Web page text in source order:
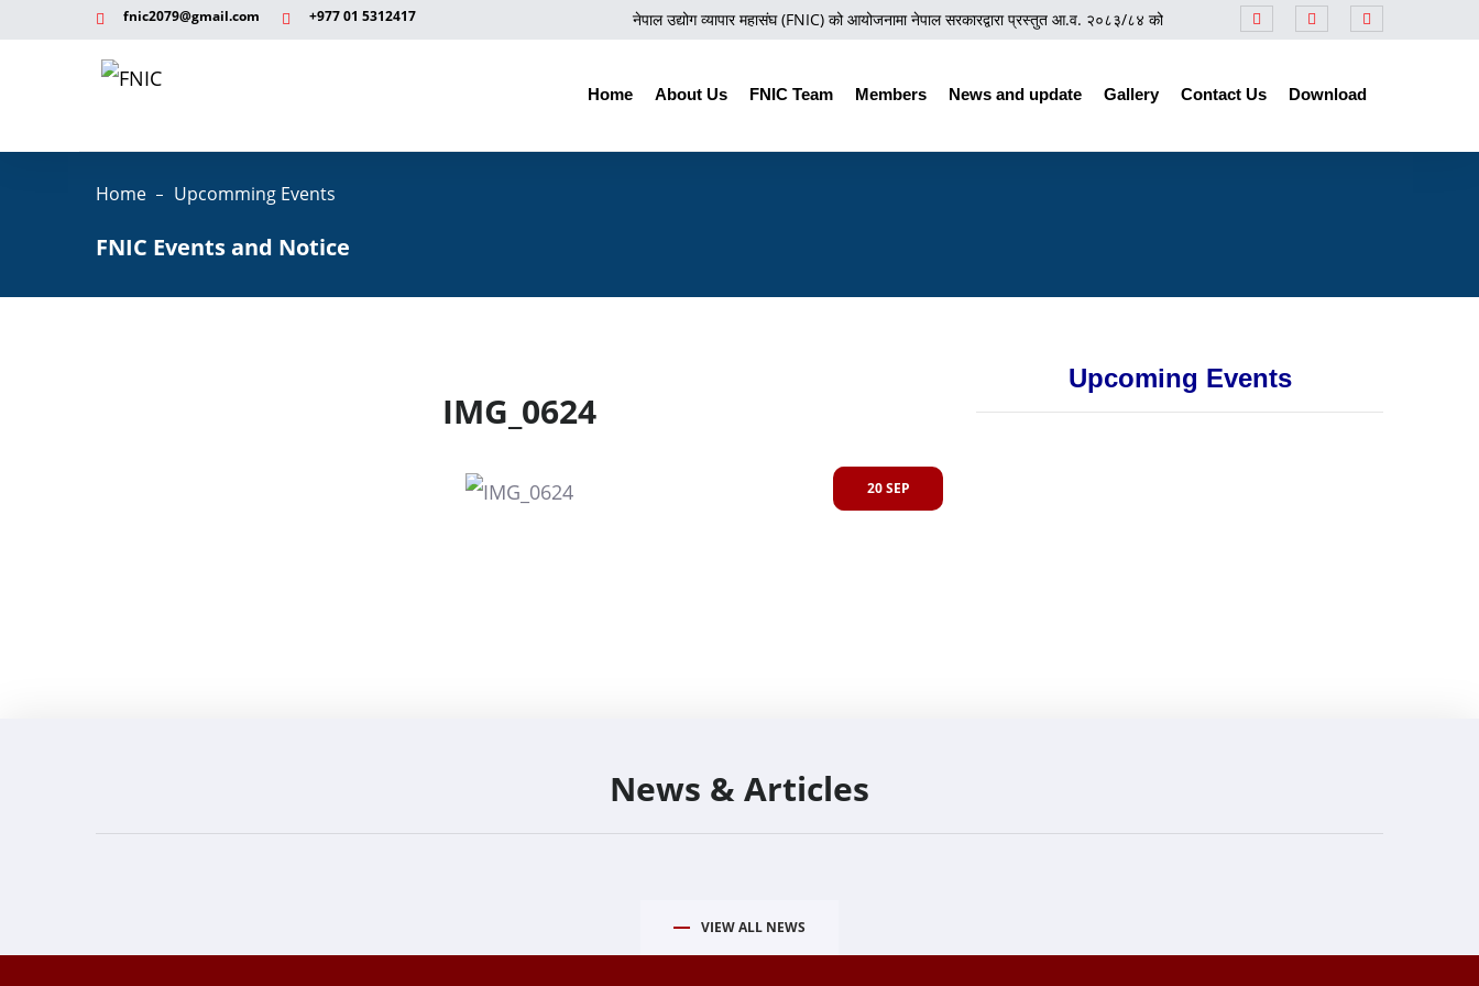
fnic2079@gmail.com +977 ‭01 5312417 नेपाल उद्योग व्यापार महासंघ (FNIC) को आयोजनामा नेपाल सरकारद्वारा प्रस्तुत आ.व. २०८३/८४ को बजेटसम्बन्धी समीक्षा कार्यक्रम || प्रेस नोट
Home About Us FNIC Team Members News and update Gallery Contact Us Download
Home Upcomming Events
FNIC Events and Notice
IMG_0624
20 SEP
Upcoming Events
News & Articles
VIEW ALL NEWS